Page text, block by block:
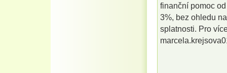
finanční pomoc
3%, bez ohledu
splatnosti. Pro